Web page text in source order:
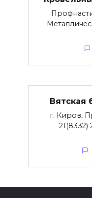
Вятская
г. Киров,
21(8332)